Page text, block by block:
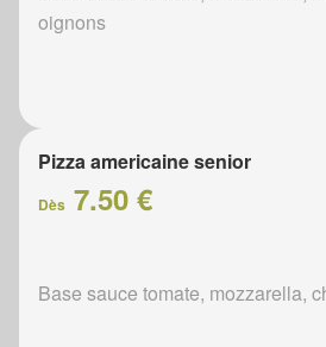
oignons
Pizza americaine senior
Dès 7.50 €
Base sauce tomate, mozzarella,